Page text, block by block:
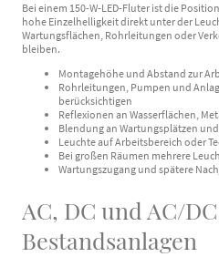
Bei einem 150-W-LED-Fluter ist die
hohe Einzelhelligkeit direkt unter der
Wartungsflächen, Rohrleitungen oder
bleiben.
Montagehöhe und Abstand zur
Rohrleitungen, Pumpen und
berücksichtigen
Reflexionen an Wasserflächen,
Blendung an Wartungsplätzen
Leuchte auf Arbeitsbereich oder
Bei großen Räumen mehrere
Wartungszugang und spätere
AC, DC und AC/
Bestandsanlagen